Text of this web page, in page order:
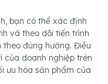
bạn có thể xác định
và theo dõi tiến trình
đúng hướng. Điều
của doanh nghiệp trên
ưu hóa sản phẩm của